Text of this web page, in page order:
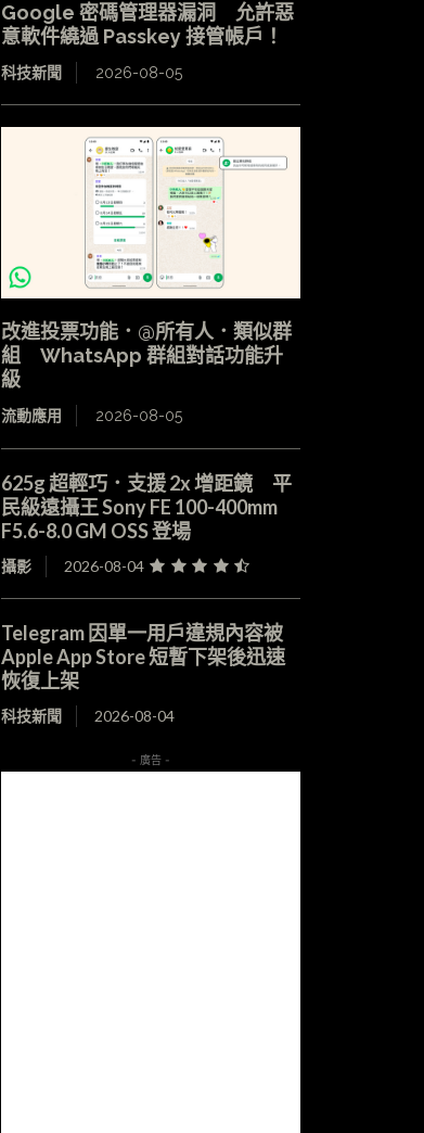
Google 密碼管理器漏洞 允許惡
意軟件繞過 Passkey 接管帳戶！
科技新聞 2026-08-05
改進投票功能．@所有人．類似群
組 WhatsApp 群組對話功能升
級
流動應用 2026-08-05
625g 超輕巧．支援 2x 增距鏡 平
民級遠攝王 Sony FE 100-400mm
F5.6-8.0 GM OSS 登場
攝影 2026-08-04
Telegram 因單一用戶違規內容被
Apple App Store 短暫下架後迅速
恢復上架
科技新聞 2026-08-04
- 廣告 -